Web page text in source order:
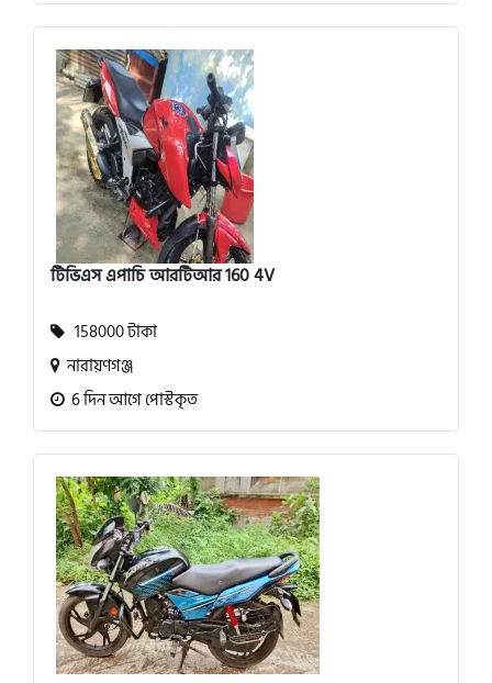
টিভিএস এপাচি আরটিআর 160 4V
158000 টাকা
নারায়ণগঞ্জ
6 দিন আগে পোস্টকৃত